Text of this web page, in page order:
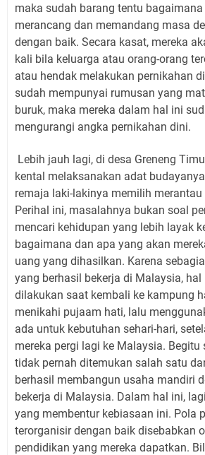
maka sudah barang tentu bagaimana
merancang dan memandang masa
dengan baik. Secara kasat, mereka
kali bila keluarga atau orang-orang
atau hendak melakukan pernikahan
sudah mempunyai rumusan yang
buruk, maka mereka dalam hal ini
mengurangi angka pernikahan dini.
Lebih jauh lagi, di desa Greneng
kental melaksanakan adat
remaja laki-lakinya memilih merantau
Perihal ini, masalahnya bukan soal
mencari kehidupan yang lebih layak
bagaimana dan apa yang akan
uang yang dihasilkan. Karena
yang berhasil bekerja di Malaysia, hal
dilakukan saat kembali ke kampung
menikahi pujaam hati, lalu
ada untuk kebutuhan sehari-hari,
mereka pergi lagi ke Malaysia. Begitu
tidak pernah ditemukan salah satu
berhasil membangun usaha mandiri
bekerja di Malaysia. Dalam hal ini,
yang membentur kebiasaan ini. Pola
terorganisir dengan baik disebabkan
pendidikan yang mereka dapatkan.